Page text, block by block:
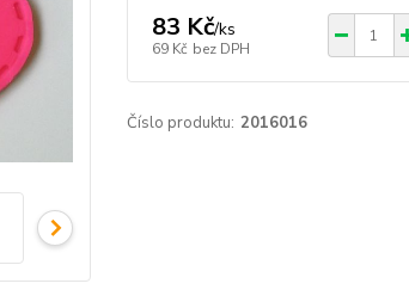
83 Kč/ks
69 Kč bez DPH
Číslo produktu: 2016016